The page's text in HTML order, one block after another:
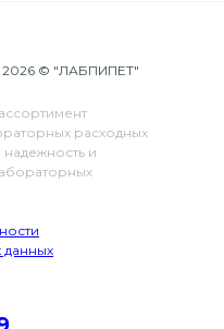
расходных
и
2026 © "ЛАБПИПЕТ"